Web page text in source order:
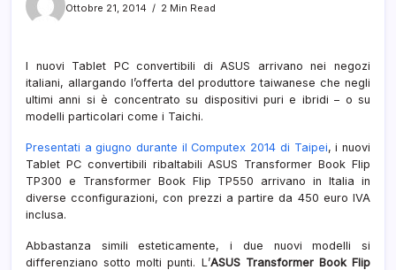
Ottobre 21, 2014
2 Min Read
I nuovi Tablet PC convertibili di ASUS arrivano nei negozi
italiani, allargando l’offerta del produttore taiwanese che negli
ultimi anni si è concentrato su dispositivi puri e ibridi – o su
modelli particolari come i Taichi.
Presentati a giugno durante il Computex 2014 di Taipei, i nuovi
Tablet PC convertibili ribaltabili ASUS Transformer Book Flip
TP300 e Transformer Book Flip TP550 arrivano in Italia in
diverse cconfigurazioni, con prezzi a partire da 450 euro IVA
inclusa.
Abbastanza simili esteticamente, i due nuovi modelli si
differenziano sotto molti punti. L’ASUS Transformer Book Flip